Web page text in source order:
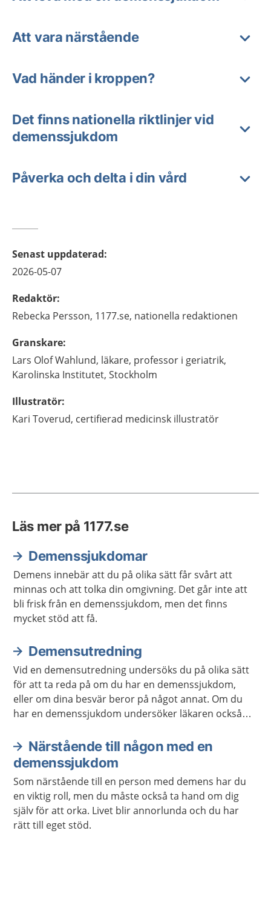
Att vara närstående
Vad händer i kroppen?
Det finns nationella riktlinjer vid
demenssjukdom
Påverka och delta i din vård
Senast uppdaterad:
2026-05-07
Redaktör:
Rebecka Persson, 1177.se, nationella redaktionen
Granskare:
Lars OlofWahlund, läkare, professor i geriatrik,
Karolinska Institutet, Stockholm
Illustratör:
Kari Toverud, certifierad medicinsk illustratör
Läs mer på 1177.se
Demenssjukdomar
Demens innebär att du på olika sätt får svårt att
minnas och att tolka din omgivning. Det går inte att
bli frisk från en demenssjukdom, men det finns
mycket stöd att få.
Demensutredning
Vid en demensutredning undersöks du på olika sätt
för att ta reda på om du har en demenssjukdom,
eller om dina besvär beror på något annat. Om du
har en demenssjukdom undersöker läkaren också
Närstående till någon med en
demenssjukdom
Som närstående till en person med demens har du
en viktig roll, men du måste också ta hand om dig
själv för att orka. Livet blir annorlunda och du har
rätt till eget stöd.